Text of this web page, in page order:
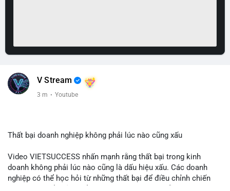
V Stream
3 m · Youtube
Thất bại doanh nghiệp không phải lúc nào cũng xấu
Video VIETSUCCESS nhấn mạnh rằng thất bại trong kinh
doanh không phải lúc nào cũng là dấu hiệu xấu. Các doanh
nghiệp có thể học hỏi từ những thất bại để điều chỉnh chiến